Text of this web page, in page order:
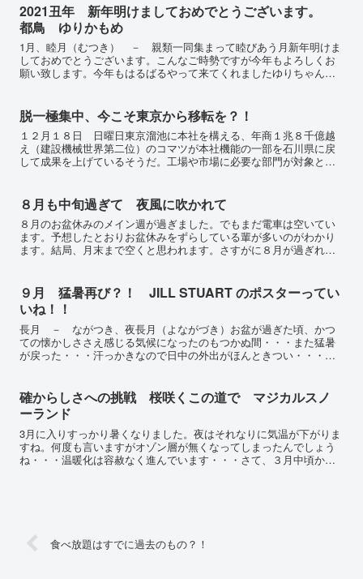
2021丑年 新年明けましておめでとうございます。
都鳥 ゆりかもめ
1月、睦月（むつき） － 親類一同集まって睦びあう月新年明けま
しておめでとうございます。こんなご時勢ですが今年もよろしくお
願い致します。今年もはるばるやって来てくれましたゆりちゃんで
脱一極集中、今こそ東京から移転を？！
１２月１８日 日曜日東京溜池に本社を構える、年商１兆８千億越
え（建設機械世界第二位）のコマツが本社機能の一部を石川県に戻
して成果を上げているそうだ。工場や市場に必要な部門が対象との
８月も中旬過ぎて 夜風に吹かれて
８月のお盆休みのメイン週が過ぎました。でもまだ電車は空いてい
ます。予想したとおりお盆休みをずらしている輩が多いのがわかり
ます。結局、月末まで空くと思われます。さすがに８月が過ぎれば
９月 猛暑再び？！ JILL STUART のポスターってい
いね！！
長月 － ながつき、夜長月（よながづき）お盆が過ぎた頃、かつ
ての懐かしささえ感じる気候になったのもつかぬ間・・・また猛暑
が戻った・・・汗っかきなので日中の外出がほんときつい・・・き
確からしさへの挑戦 桜咲くこの道で マジカルスノ
ーランド
3月に入りすっかり暑くなりました。夜はそれなりに気温が下がりま
すね。何度も言いますがオゾン層が無くなってしまったんでしょう
ね・・・温暖化は容赦なく進んでいます・・・さて、３月中頃から
食べ放題はすでに過去のもの？！